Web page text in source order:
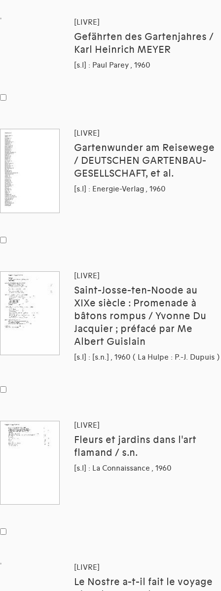
[LIVRE]
Gefährten des Gartenjahres /
Karl Heinrich MEYER
[s.l] : Paul Parey , 1960
[LIVRE]
Gartenwunder am Reisewege
/ DEUTSCHEN GARTENBAU-
GESELLSCHAFT, et al.
[s.l] : Energie-Verlag , 1960
[LIVRE]
Saint-Josse-ten-Noode au
XIXe siècle : Promenade à
bâtons rompus / Yvonne Du
Jacquier ; préfacé par Me
Albert Guislain
[s.l] : [s.n.] , 1960 ( La Hulpe : P.-J. Dupuis )
[LIVRE]
Fleurs et jardins dans l'art
flamand / s.n.
[s.l] : La Connaissance , 1960
[LIVRE]
Le Nostre a-t-il fait le voyage